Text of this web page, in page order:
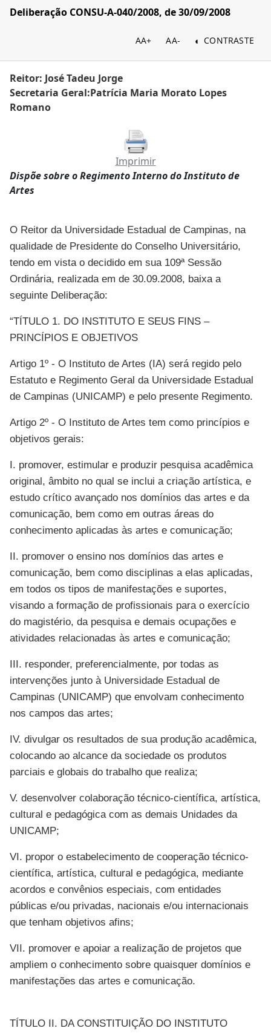
Deliberação CONSU-A-040/2008, de 30/09/2008
AA+ AA- CONTRASTE
Reitor: José Tadeu Jorge
Secretaria Geral:Patrícia Maria Morato Lopes
Romano
Imprimir
Dispõe sobre o Regimento Interno do Instituto de
Artes
O Reitor da Universidade Estadual de Campinas, na
qualidade de Presidente do Conselho Universitário,
tendo em vista o decidido em sua 109ª Sessão
Ordinária, realizada em de 30.09.2008, baixa a
seguinte Deliberação:
“TÍTULO 1. DO INSTITUTO E SEUS FINS –
PRINCÍPIOS E OBJETIVOS
Artigo 1º - O Instituto de Artes (IA) será regido pelo
Estatuto e Regimento Geral da Universidade Estadual
de Campinas (UNICAMP) e pelo presente Regimento.
Artigo 2º - O Instituto de Artes tem como princípios e
objetivos gerais:
I. promover, estimular e produzir pesquisa acadêmica
original, âmbito no qual se inclui a criação artística, e
estudo crítico avançado nos domínios das artes e da
comunicação, bem como em outras áreas do
conhecimento aplicadas às artes e comunicação;
II. promover o ensino nos domínios das artes e
comunicação, bem como disciplinas a elas aplicadas,
em todos os tipos de manifestações e suportes,
visando a formação de profissionais para o exercício
do magistério, da pesquisa e demais ocupações e
atividades relacionadas às artes e comunicação;
III. responder, preferencialmente, por todas as
intervenções junto à Universidade Estadual de
Campinas (UNICAMP) que envolvam conhecimento
nos campos das artes;
IV. divulgar os resultados de sua produção acadêmica,
colocando ao alcance da sociedade os produtos
parciais e globais do trabalho que realiza;
V. desenvolver colaboração técnico-científica, artística,
cultural e pedagógica com as demais Unidades da
UNICAMP;
VI. propor o estabelecimento de cooperação técnico-
científica, artística, cultural e pedagógica, mediante
acordos e convênios especiais, com entidades
públicas e/ou privadas, nacionais e/ou internacionais
que tenham objetivos afins;
VII. promover e apoiar a realização de projetos que
ampliem o conhecimento sobre quaisquer domínios e
manifestações das artes e comunicação.
TÍTULO II. DA CONSTITUIÇÃO DO INSTITUTO